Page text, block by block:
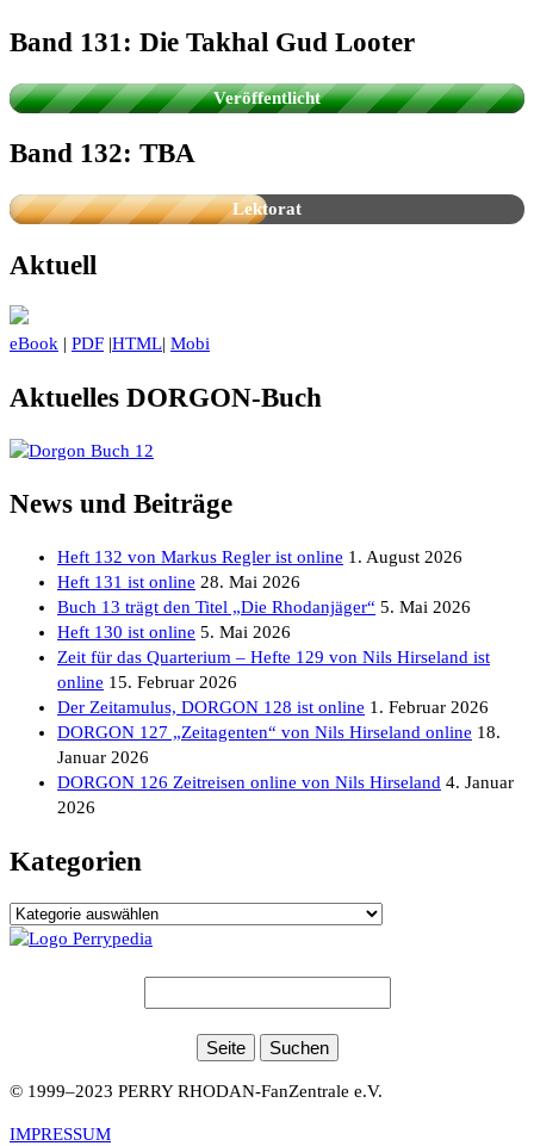
Universum
Band 131: Die Takhal Gud Looter
Veröffentlicht
Band 132: TBA
Lektorat
Aktuell
eBook | PDF |HTML| Mobi
Aktuelles DORGON-Buch
News und Beiträge
Heft 132 von Markus Regler ist online 1. August 2026
Heft 131 ist online 28. Mai 2026
Buch 13 trägt den Titel „Die Rhodanjäger“ 5. Mai 2026
Heft 130 ist online 5. Mai 2026
Zeit für das Quarterium – Hefte 129 von Nils Hirseland ist
online 15. Februar 2026
Der Zeitamulus, DORGON 128 ist online 1. Februar 2026
DORGON 127 „Zeitagenten“ von Nils Hirseland online 18.
Januar 2026
DORGON 126 Zeitreisen online von Nils Hirseland 4. Januar
2026
Kategorien
Kategorien
© 1999–2023 PERRY RHODAN-FanZentrale e.V.
IMPRESSUM